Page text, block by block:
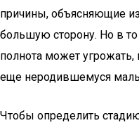
причины, объясняющие
большую сторону. Но в
полнота может
еще неродившемуся
Чтобы определить